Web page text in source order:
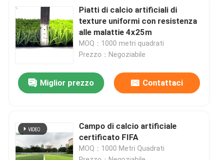
Controllo di qualità
Notizie
Casi
Chiedi un preventivo
Piatti di calcio artificiali di
texture uniformi con resistenza
alle malattie 4x25m
MOQ：1000 metri quadrati
Prezzo：Negoziabile
Miglior prezzo Contattaci
Campo di calcio artificiale
certificato FIFA
MOQ：1000 Metri Quadrati